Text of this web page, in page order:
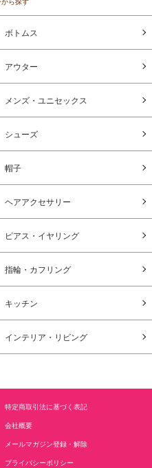
ボトムス
アウター
メンズ・ユニセックス
シューズ
帽子
ヘアアクセサリー
ピアス・イヤリング
指輪・カフリング
キッチン
インテリア・リビング
特定商取引法に基づく表記
会社概要
メールマガジン登録・解除
プライバシーポリシー